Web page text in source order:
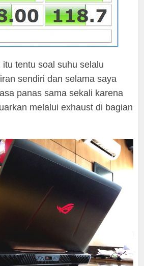
tentu soal suhu selalu
sendiri dan selama saya
panas sama sekali karena
melalui exhaust di bagian